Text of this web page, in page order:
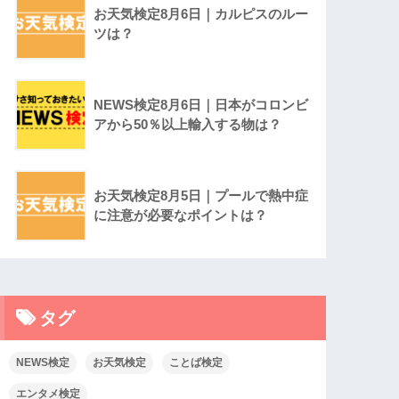
お天気検定8月6日｜カルピスのルー
ツは？
NEWS検定8月6日｜日本がコロンビ
アから50％以上輸入する物は？
お天気検定8月5日｜プールで熱中症
に注意が必要なポイントは？
タグ
NEWS検定 お天気検定 ことば検定
エンタメ検定